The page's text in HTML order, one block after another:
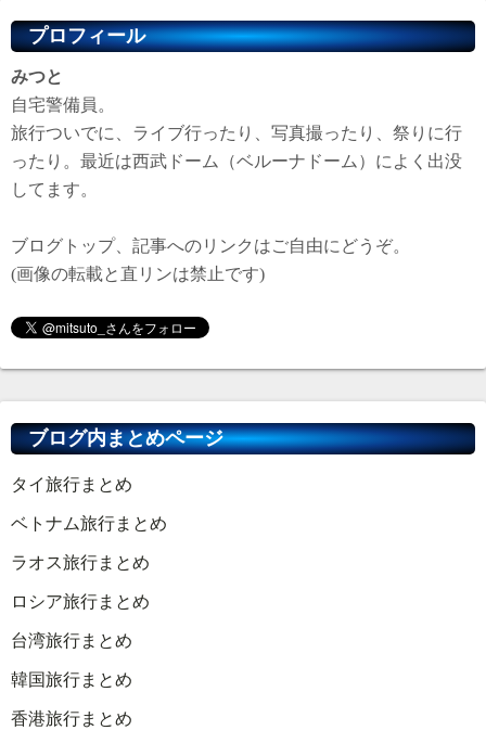
プロフィール
みつと
自宅警備員。
旅行ついでに、ライブ行ったり、写真撮ったり、祭りに行
ったり。最近は西武ドーム（ベルーナドーム）によく出没
してます。
ブログトップ、記事へのリンクはご自由にどうぞ。
(画像の転載と直リンは禁止です)
ブログ内まとめページ
タイ旅行まとめ
ベトナム旅行まとめ
ラオス旅行まとめ
ロシア旅行まとめ
台湾旅行まとめ
韓国旅行まとめ
香港旅行まとめ